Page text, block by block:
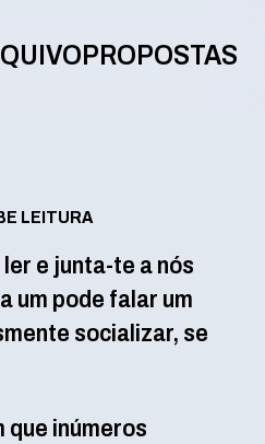
PROPOSTAS
LEITURA
e junta-te a nós
um pode falar um
socializar, se
que inúmeros